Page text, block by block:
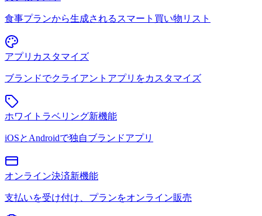
食事プランから生成されるスマート買い物リスト
アプリカスタマイズ
ブランドでクライアントアプリをカスタマイズ
ホワイトラベリング新機能
iOSとAndroidで独自ブランドアプリ
オンライン決済新機能
支払いを受け付け、プランをオンライン販売